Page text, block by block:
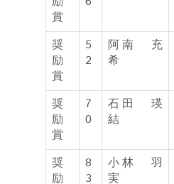
賞
奨
励
賞
5
2
阿南 充
希
奨
励
賞
7
0
石田 瑛
結
奨
励
8
3
小林 羽
実